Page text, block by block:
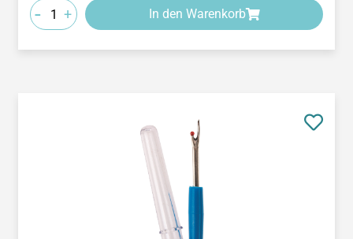
- + In den Warenkorb